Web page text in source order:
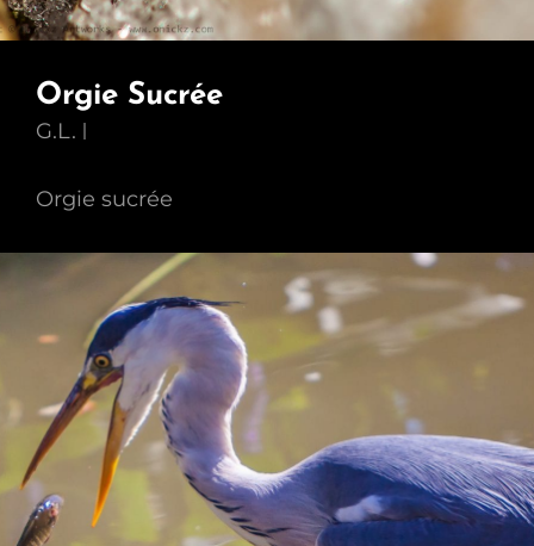
Orgie Sucrée
G.L.
Orgie sucrée